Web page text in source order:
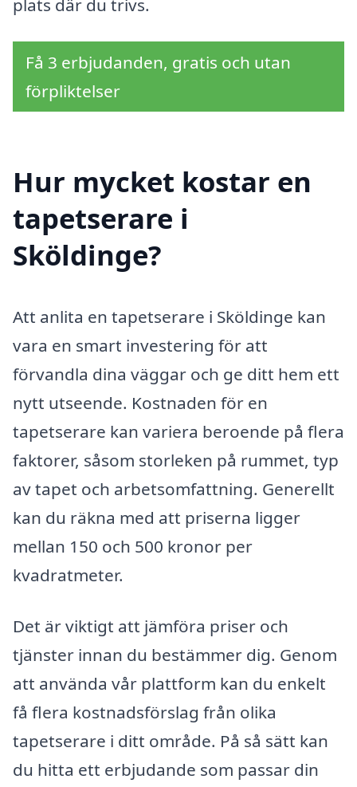
plats där du trivs.
Få 3 erbjudanden, gratis och utan
förpliktelser
Hur mycket kostar en
tapetserare i
Sköldinge?
Att anlita en tapetserare i Sköldinge kan
vara en smart investering för att
förvandla dina väggar och ge ditt hem ett
nytt utseende. Kostnaden för en
tapetserare kan variera beroende på flera
faktorer, såsom storleken på rummet, typ
av tapet och arbetsomfattning. Generellt
kan du räkna med att priserna ligger
mellan 150 och 500 kronor per
kvadratmeter.
Det är viktigt att jämföra priser och
tjänster innan du bestämmer dig. Genom
att använda vår plattform kan du enkelt
få flera kostnadsförslag från olika
tapetserare i ditt område. På så sätt kan
du hitta ett erbjudande som passar din